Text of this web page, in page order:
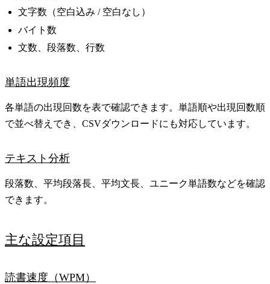
文字数（空白込み / 空白なし）
バイト数
文数、段落数、行数
単語出現頻度
各単語の出現回数を表で確認できます。単語順や出現回数順
で並べ替えでき、CSVダウンロードにも対応しています。
テキスト分析
段落数、平均段落長、平均文長、ユニーク単語数などを確認
できます。
主な設定項目
読書速度（WPM）